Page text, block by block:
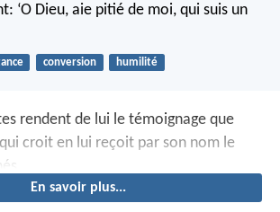
‘O Dieu, aie pitié de moi, qui suis un
conversion humilité
rendent de lui le témoignage que
croit en lui reçoit par son nom le
En savoir plus...